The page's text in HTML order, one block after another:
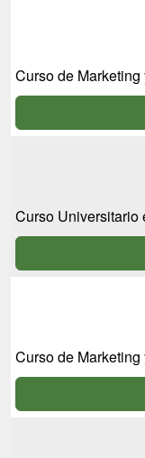
Curso de
Curso Universitario
Curso de